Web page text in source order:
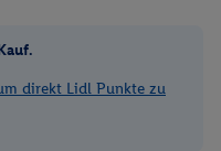
direkt Lidl Punkte zu